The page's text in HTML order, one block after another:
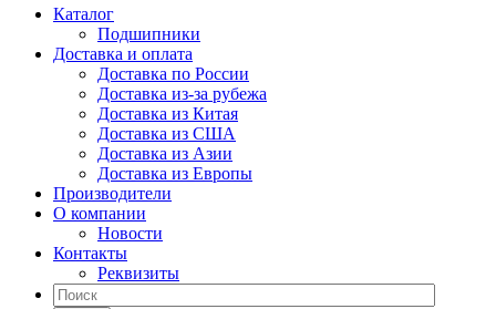
Каталог
Подшипники
Доставка и оплата
Доставка по России
Доставка из-за рубежа
Доставка из Китая
Доставка из США
Доставка из Азии
Доставка из Европы
Производители
О компании
Новости
Контакты
Реквизиты